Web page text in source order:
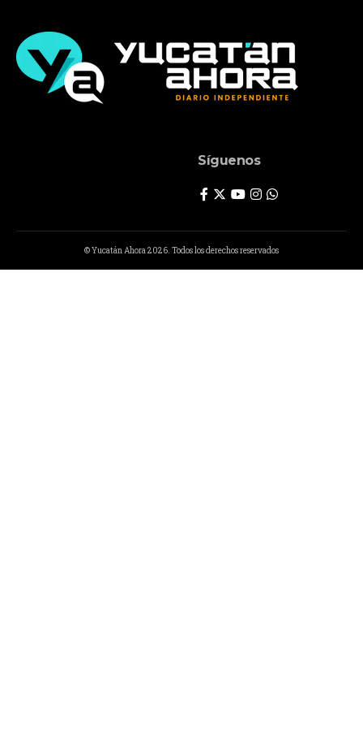
Síguenos
© Yucatán Ahora 2026. Todos los derechos reservados